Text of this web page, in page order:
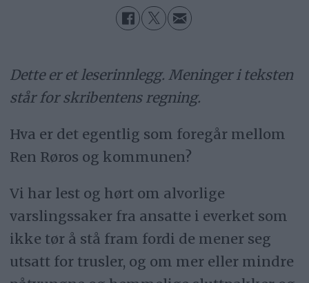
Dette er et leserinnlegg. Meninger i teksten
står for skribentens regning.
Hva er det egentlig som foregår mellom
Ren Røros og kommunen?
Vi har lest og hørt om alvorlige
varslingssaker fra ansatte i everket som
ikke tør å stå fram fordi de mener seg
utsatt for trusler, og om mer eller mindre